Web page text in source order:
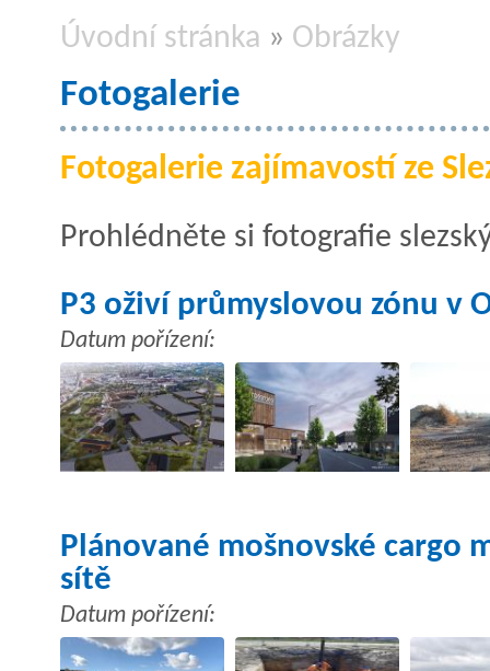
Úvodní stránka » Obrázky
Fotogalerie
Fotogalerie zajímavostí ze
Prohlédněte si fotografie
P3 oživí průmyslovou zónu v
Datum pořízení:
Plánované mošnovské cargo
sítě
Datum pořízení: